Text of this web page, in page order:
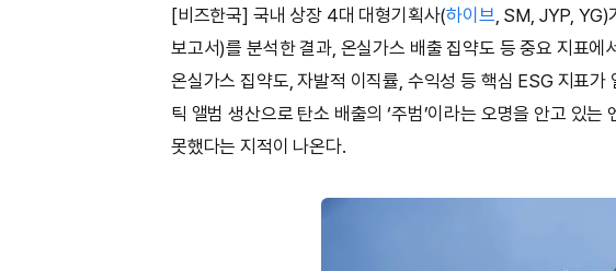
[비즈한국] 국내 상장 4대 대형기획사(하이브 , SM, JYP,
보고서)를 분석한 결과, 온실가스 배출 집약도 등 중요 지표
온실가스 집약도, 자발적 이직률, 수익성 등 핵심 ESG 지표가
틱 앨범 생산으로 탄소 배출의 ‘주범’이라는 오명을 안고 있
못했다는 지적이 나온다.